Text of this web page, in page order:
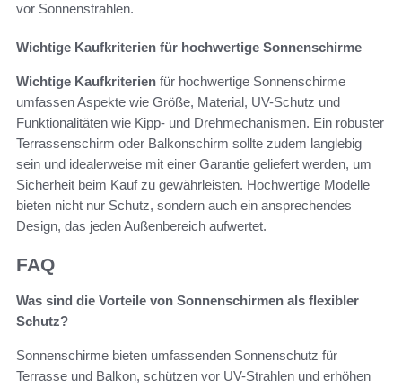
vor Sonnenstrahlen.
Wichtige Kaufkriterien für hochwertige Sonnenschirme
Wichtige Kaufkriterien für hochwertige Sonnenschirme
umfassen Aspekte wie Größe, Material, UV-Schutz und
Funktionalitäten wie Kipp- und Drehmechanismen. Ein robuster
Terrassenschirm oder Balkonschirm sollte zudem langlebig
sein und idealerweise mit einer Garantie geliefert werden, um
Sicherheit beim Kauf zu gewährleisten. Hochwertige Modelle
bieten nicht nur Schutz, sondern auch ein ansprechendes
Design, das jeden Außenbereich aufwertet.
FAQ
Was sind die Vorteile von Sonnenschirmen als flexibler
Schutz?
Sonnenschirme bieten umfassenden Sonnenschutz für
Terrasse und Balkon, schützen vor UV-Strahlen und erhöhen